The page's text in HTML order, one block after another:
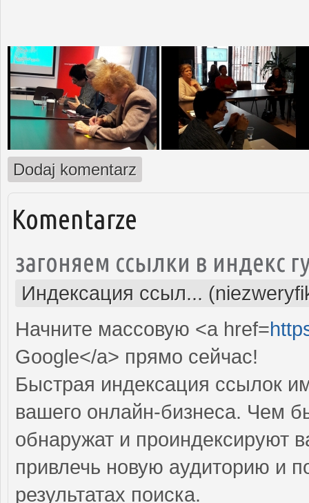
Dodaj komentarz
Komentarze
загоняем ссылки в индекс
Индексация ссыл...
Начните массовую <a href=
Google</a> прямо cейчас!
Быстрая индексация ссылок
вашего онлайн-бизнеса. Чем
обнаружат и проиндексируют
привлечь новую аудиторию и
результатах поиска.